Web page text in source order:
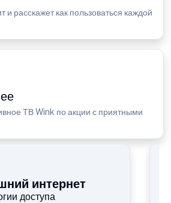
и расскажет как пользоваться каждой
ТВ Wink по акции с приятными
интернет
доступа